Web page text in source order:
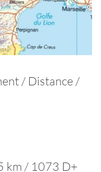
/ Distance /
km / 1073 D+